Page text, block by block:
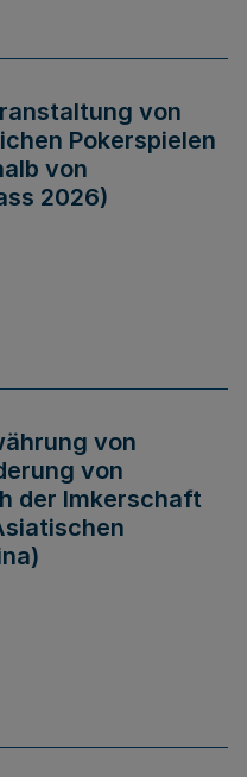
von
Pokerspielen
von
2026)
von
von
der Imkerschaft